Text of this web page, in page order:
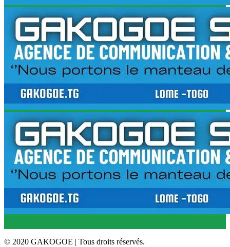
© 2020 GAKOGOE | Tous droits réservés.